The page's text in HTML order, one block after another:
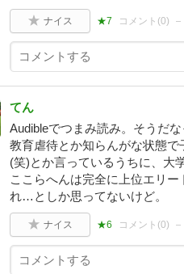
ナイス ★7 コメント(0)
てん
Audibleでつまみ読み。そうだ
教育虐待とか知らんがな状態
(笑)とか言っているうちに、大
ここらへんは完全に上位エリ
れ…としか思ってないけど。
ナイス ★6 コメント(0)